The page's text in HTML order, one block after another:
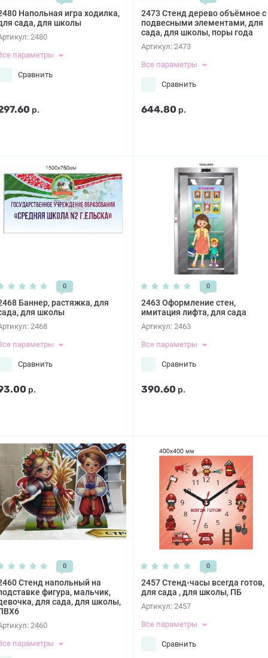
Напольная игра ходилка,
сада, для школы
2480
параметры
Сравнить
р.
2473 Стенд дерево объёмное с
подвесными элементами, для
сада, для школы, поры года
Артикул: 2473
Все параметры
Сравнить
644.80 р.
0
Баннер, растяжка, для
для школы
2468
параметры
Сравнить
р.
0
2463 Оформление стен,
имитация лифта, для сада
Артикул: 2463
Все параметры
Сравнить
390.60 р.
0
Стенд напольный на
фигура, мальчик,
для сада, для школы,
2460
параметры
0
2457 Стенд-часы всегда готов,
для сада , для школы, ПБ
Артикул: 2457
Все параметры
Сравнить